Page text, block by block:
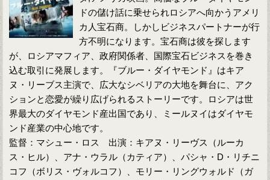
ドの儲け話に乗せられロシアへ向かうアメリ
カ人宝石商。しかしビジネスパートナーが行
方不明になります。宝石商は彼を探します
が、ロシアマフィア、政府関係者、国際宝石ビジネスを巻き
込む取引に発展します。『ブルー・ダイヤモンド』はキア
ヌ・リーブス主演で、広大なシベリアの大地を舞台に、アク
ションと恋愛が繰り広げられるストーリーです。ロシアは世
界最大のダイヤモンド産出国であり、ミールヌイはダイヤモ
ンド産業の中心地です。
監督：マシュー・ロス 出演：キアヌ・リーヴス（ルーカ
ス・ヒル）、アナ・ウラル（カティア）、パシャ・D・リチニ
コフ（ボリス・ヴォルコフ）、モリー・リングウォルド（ガ